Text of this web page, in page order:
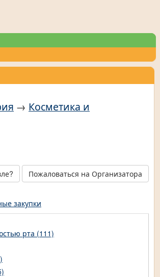
→ Косметика и
Пожаловаться на Организатора
закупки
рта (111)